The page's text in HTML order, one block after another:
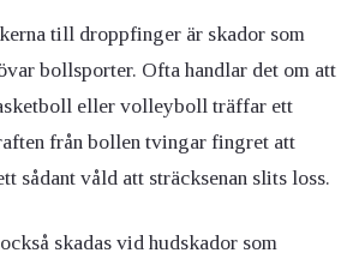
till droppfinger är skador som
bollsporter. Ofta handlar det om att
eller volleyboll träffar ett
från bollen tvingar fingret att
sådant våld att sträcksenan slits loss.
skadas vid hudskador som